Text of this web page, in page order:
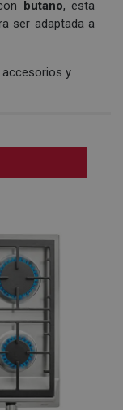
butano, esta
ser adaptada a
y